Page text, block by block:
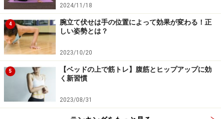
STEP1
2．上体を後方に倒して、ひじを両肩の真下につけて支
える。左足を伸ばして床スレスレの高さで浮かせ、右足
は斜め45度の方向に伸ばす。
2024/11/18
4
腕立て伏せは手の位置によって効果が変わる！正
しい姿勢とは？
2023/10/20
5
【ベッドの上で筋トレ】腹筋とヒップアップに効
く新習慣
2023/08/31